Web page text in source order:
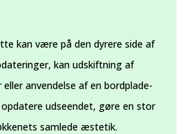
kan være på den dyrere side af
kan udskiftning af
eller anvendelse af en bordplade-
udseendet, gøre en stor
samlede æstetik.